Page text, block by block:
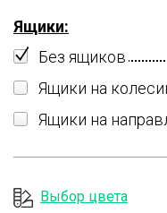
Ящики:
Без ящиков
Ящики на
Ящики на
Выбор цвета